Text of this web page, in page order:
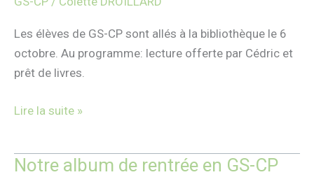
Les élèves de GS-CP sont allés à la bibliothèque le 6
octobre. Au programme: lecture offerte par Cédric et
prêt de livres.
Lire la suite »
Notre album de rentrée en GS-CP
Notre